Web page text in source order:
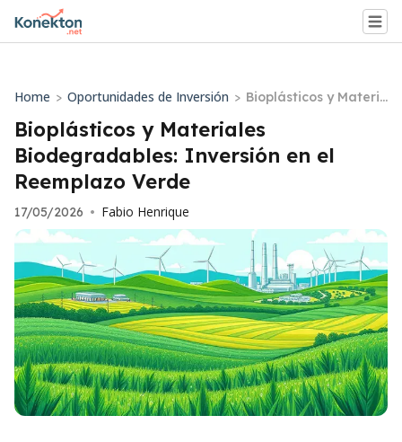
Home > Oportunidades de Inversión > Bioplásticos y Materi
Inversión en el Reem
plazo Verde
Bioplásticos y Materiales
Biodegradables: Inversión en el
Reemplazo Verde
17/05/2026 • Fabio Henrique